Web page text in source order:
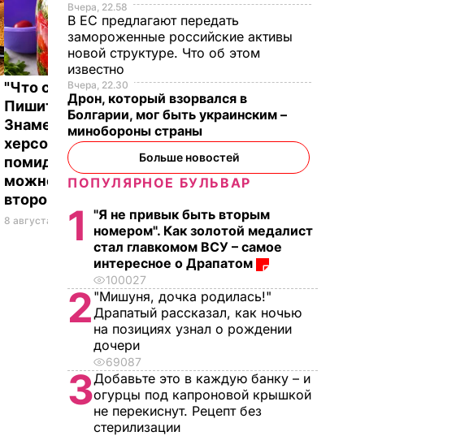
"Что смотрите?
Пишите рецепт!"
Знаменитые
херсонские
помидоры, которые
можно есть уже на
второй день
8 августа, 23.56 БУЛЬВАР
Распространился на
кости и причиняет
сильную боль. Сын
Байдена рассказал о
раке отца
8 августа, 23.28 МИР
Вчера, 22.58
В ЕС предлагают передать
замороженные российские активы
новой структуре. Что об этом
известно
Вчера, 22.30
Дрон, который взорвался в
Болгарии, мог быть украинским –
минобороны страны
Больше новостей
ПОПУЛЯРНОЕ БУЛЬВАР
1
"Я не привык быть вторым
номером". Как золотой медалист
стал главкомом ВСУ – самое
интересное о Драпатом
100027
2 "Мишуня, дочка родилась!"
Драпатый рассказал, как ночью
на позициях узнал о рождении
дочери
69087
3Добавьте это в каждую банку – и
огурцы под капроновой крышкой
не перекиснут. Рецепт без
стерилизации